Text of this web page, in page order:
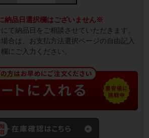
納品日選択欄はございません※
て納品日をご相談させていただきます。
合は、お支払方法選択ページの自由記入
欄にご入力ください。